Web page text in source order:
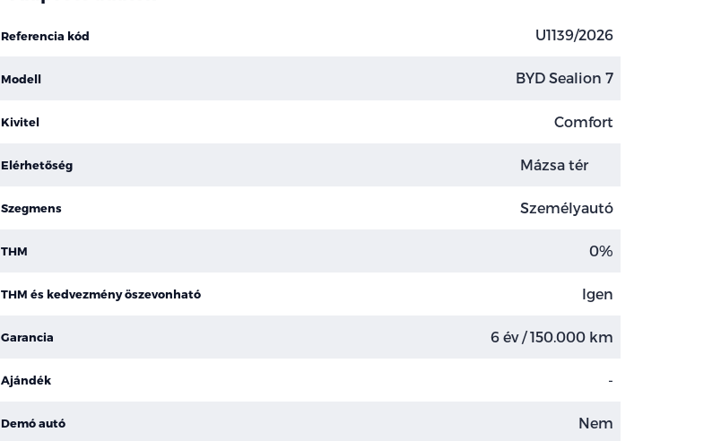
Referencia kód U1139/2026
Modell BYD Sealion 7
Kivitel Comfort
Elérhetőség Mázsa tér
Szegmens Személyautó
THM 0%
THM és kedvezmény öszevonható Igen
Garancia 6 év / 150.000 km
Ajándék -
Demó autó Nem